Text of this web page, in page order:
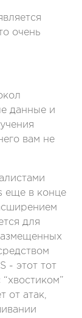
очень
данные и
вам не
еще в конце
для
- этот тот
от атак,